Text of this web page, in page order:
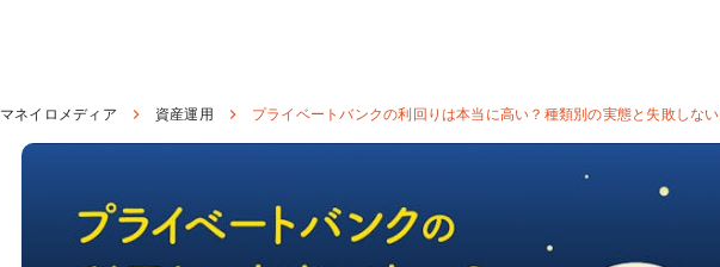
マネイロメディア 資産運用 プライベートバンクの利回りは本当に高い？種類別の実態と失敗しな